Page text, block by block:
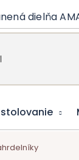
dielňa